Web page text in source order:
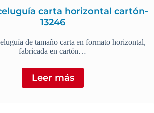
carta horizontal cartón-
13246
de tamaño carta en formato horizontal,
fabricada en cartón…
Leer más